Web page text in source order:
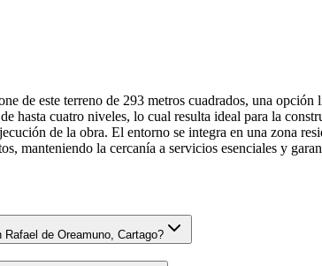
de este terreno de 293 metros cuadrados, una
hasta cuatro niveles, lo cual resulta ideal para la
de la obra. El entorno se integra en una zona
manteniendo la cercanía a servicios esenciales y
de Oreamuno, Cartago?